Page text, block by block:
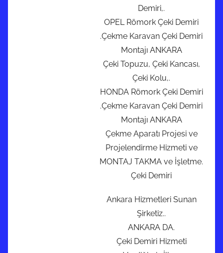
Demiri,.
OPEL Römork Çeki Demiri
.Çekme Karavan Çeki Demiri
Montajı ANKARA
Çeki Topuzu, Çeki Kancası,
Çeki Kolu,.
HONDA Römork Çeki Demiri
.Çekme Karavan Çeki Demiri
Montajı ANKARA
Çekme Aparatı Projesi ve
Projelendirme Hizmeti ve
MONTAJ TAKMA ve İşletme.
Çeki Demiri
Ankara Hizmetleri Sunan
Şirketiz..
ANKARA DA.
Çeki Demiri Hizmeti